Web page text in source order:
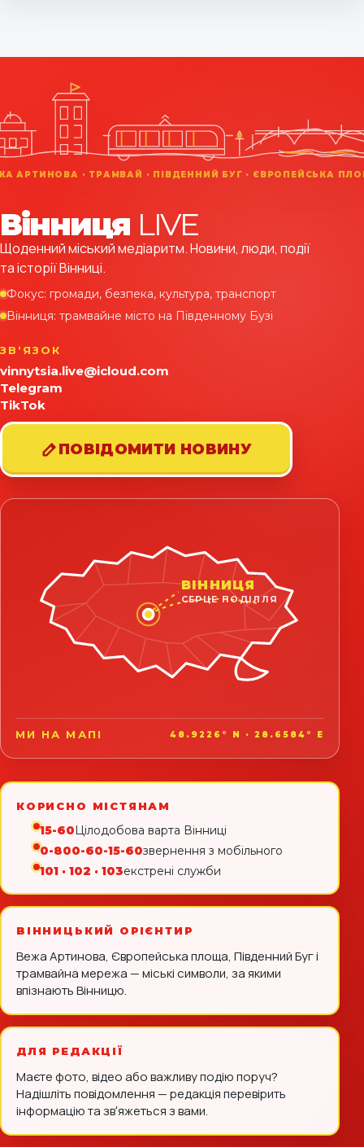
Вінниця LIVE
Щоденний міський медіаритм. Новини, люди, події
та історії Вінниці.
Фокус: громади, безпека, культура, транспорт
Вінниця: трамвайне місто на Південному Бузі
ЗВʼЯЗОК
vinnytsia.live@icloud.com
Telegram
TikTok
ПОВІДОМИТИ НОВИНУ
ВІННИЦЯ
СЕРЦЕ ПОДІЛЛЯ
МИ НА МАПІ 48.9226° N · 28.6584° E
КОРИСНО МІСТЯНАМ
15-60Цілодобова варта Вінниці
0-800-60-15-60звернення з мобільного
101 · 102 · 103екстрені служби
ВІННИЦЬКИЙ ОРІЄНТИР
Вежа Артинова, Європейська площа, Південний Буг і
трамвайна мережа — міські символи, за якими
впізнають Вінницю.
ДЛЯ РЕДАКЦІЇ
Маєте фото, відео або важливу подію поруч?
Надішліть повідомлення — редакція перевірить
інформацію та звʼяжеться з вами.